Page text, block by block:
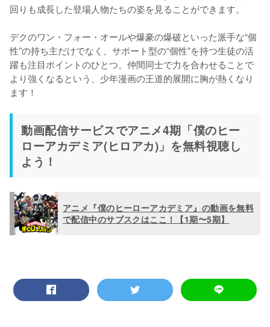
回りも成長した登場人物たちの姿を見ることができます。
デクのワン・フォー・オールや爆豪の爆破といった派手な“個
性”の持ち主だけでなく、サポート型の“個性”を持つ生徒の活
躍も注目ポイントのひとつ。仲間同士で力を合わせることで
より強くなるという、少年漫画の王道的展開に胸が熱くなり
ます！
動画配信サービスでアニメ4期「僕のヒー
ローアカデミア(ヒロアカ)」を無料視聴し
よう！
アニメ『僕のヒーローアカデミア』の動画を無料
で配信中のサブスクはここ！【1期〜5期】